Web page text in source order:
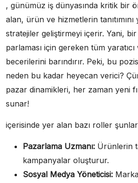
, günümüz iş dünyasında kritik bir
alan, ürün ve hizmetlerin
stratejiler geliştirmeyi içerir. Yani,
parlaması için gereken tüm
becerilerini barındırır. Peki, bu
neden bu kadar heyecan verici?
pazar dinamikleri, her zaman yeni
sunar!
içerisinde yer alan bazı roller
Pazarlama Uzmanı: Ürünlerin
kampanyalar oluşturur.
Sosyal Medya Yöneticisi: